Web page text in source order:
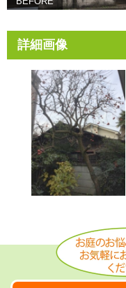
詳細画像